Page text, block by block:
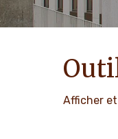
Afficher